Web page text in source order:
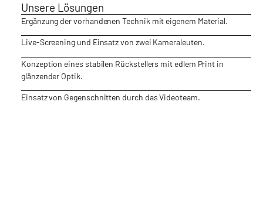
Unsere Lösungen
Ergänzung der vorhandenen Technik mit eigenem Material.
Live-Screening und Einsatz von zwei Kameraleuten.
Konzeption eines stabilen Rückstellers mit edlem Print in
glänzender Optik.
Einsatz von Gegenschnitten durch das Videoteam.